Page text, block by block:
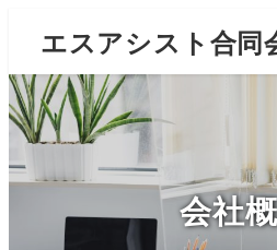
エスアシスト合同
会社